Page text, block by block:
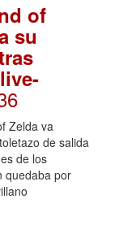
of
su
Zelda va
de salida
de los
quedaba por